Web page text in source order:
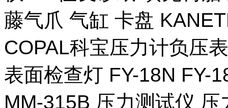
藤气爪 气缸 卡盘
COPAL科宝压力计负压
表面检查灯 FY-18N FY-
MM-315B 压力测试仪